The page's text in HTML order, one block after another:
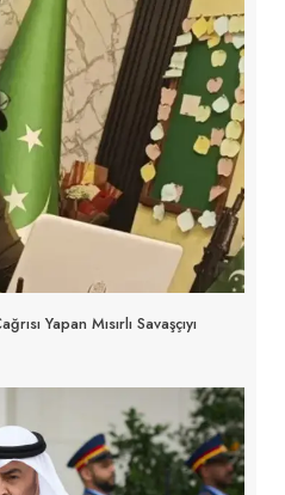
Yapan Mısırlı Savaşçıyı